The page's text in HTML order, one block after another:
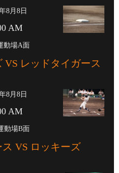
8月8日
AM
動場A面
VS レッドタイガース
8月8日
AM
動場B面
VS ロッキーズ